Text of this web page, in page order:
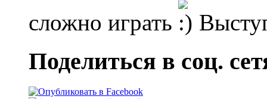
сложно играть
Поделиться в соц.